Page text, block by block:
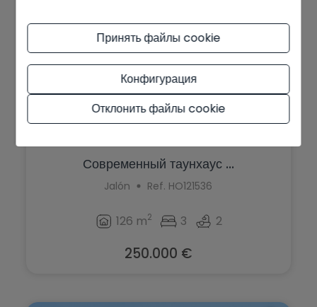
Современный таунхаус ...
Jalón Ref. HO121536
126 m2 3 2
250.000 €
Принять файлы cookie
Конфигурация
Отклонить файлы cookie